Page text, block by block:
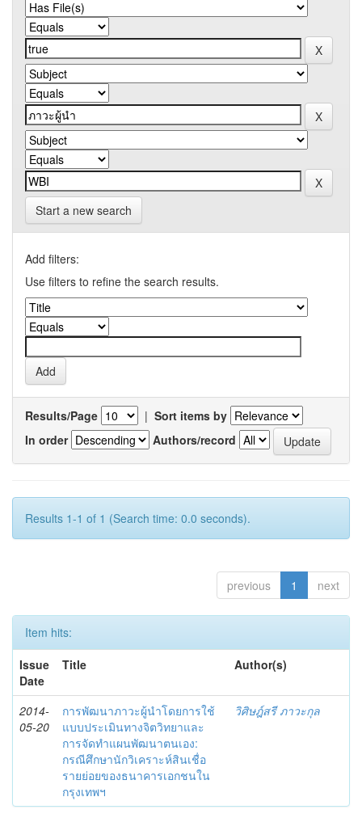
Start a new search
Add filters:
Use filters to refine the search results.
Results/Page | Sort items by
In order
Authors/record
Results 1-1 of 1 (Search time: 0.0 seconds).
previous 1 next
Item hits:
Issue
Date
Title Author(s)
2014-
05-20
การพัฒนาภาวะผู้นำโดยการใช้
แบบประเมินทางจิตวิทยาและ
การจัดทำแผนพัฒนาตนเอง:
กรณีศึกษานักวิเคราะห์สินเชื่อ
รายย่อยของธนาคารเอกชนใน
กรุงเทพฯ
วิศิษฎ์สรี ภาวะกุล